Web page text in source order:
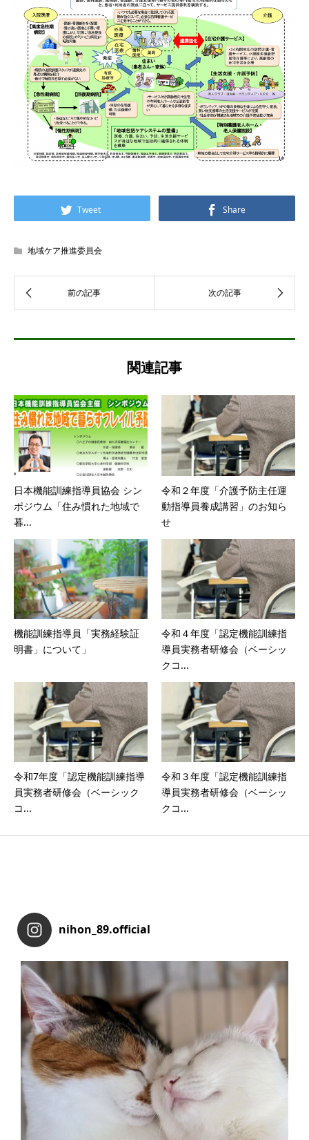
Tweet Share
地域ケア推進委員会
関連記事
日本機能訓練指導員協会 シン
ポジウム「住み慣れた地域で
暮...
令和２年度「介護予防主任運
動指導員養成講習」のお知ら
せ
機能訓練指導員「実務経験証
明書」について」
令和４年度「認定機能訓練指
導員実務者研修会（ベーシッ
クコ...
令和7年度「認定機能訓練指導
員実務者研修会（ベーシック
コ...
令和３年度「認定機能訓練指
導員実務者研修会（ベーシッ
クコ...
nihon_89.official